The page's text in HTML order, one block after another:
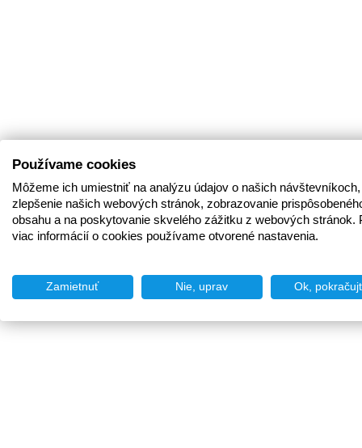
Používame cookies
Môžeme ich umiestniť na analýzu údajov o našich
zlepšenie našich webových stránok, zobrazovanie
obsahu a na poskytovanie skvelého zážitku z webových stránok.
viac informácií o cookies používame otvorené nastavenia.
Zamietnuť Nie, uprav Ok,